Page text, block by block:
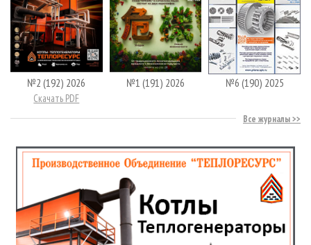
№2 (192) 2026
Скачать PDF
№1 (191) 2026 №6 (190) 2025
Все журналы